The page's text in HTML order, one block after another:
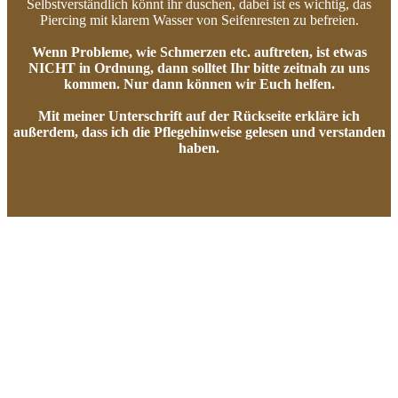
Selbstverständlich könnt ihr duschen, dabei ist es wichtig, das
Piercing mit klarem Wasser von Seifenresten zu befreien.
Wenn Probleme, wie Schmerzen etc. auftreten, ist etwas
NICHT in Ordnung, dann solltet Ihr bitte zeitnah zu uns
kommen. Nur dann können wir Euch helfen.
Mit meiner Unterschrift auf der Rückseite erkläre ich
außerdem, dass ich die Pflegehinweise gelesen und verstanden
haben.